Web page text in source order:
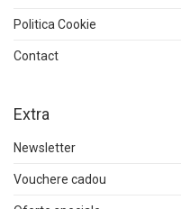
Politica Cookie
Contact
Extra
Newsletter
Vouchere cadou